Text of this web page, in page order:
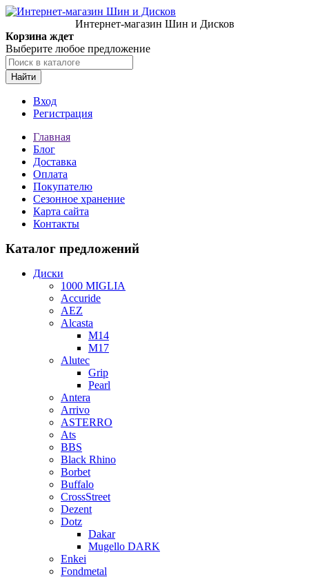
Интернет-магазин Шин и Дисков
Корзина ждет
Выберите любое предложение
Найти
Вход
Регистрация
Главная
Блог
Доставка
Оплата
Покупателю
Сезонное хранение
Карта сайта
Контакты
Каталог предложений
Диски
1000 MIGLIA
Accuride
AEZ
Alcasta
M14
M17
Alutec
Grip
Pearl
Antera
Arrivo
ASTERRO
Ats
BBS
Black Rhino
Borbet
Buffalo
CrossStreet
Dezent
Dotz
Dakar
Mugello DARK
Enkei
Fondmetal